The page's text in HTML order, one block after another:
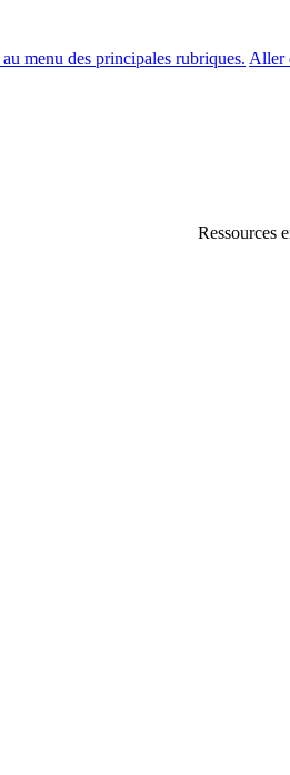
menu des principales rubriques. Aller
Ressources